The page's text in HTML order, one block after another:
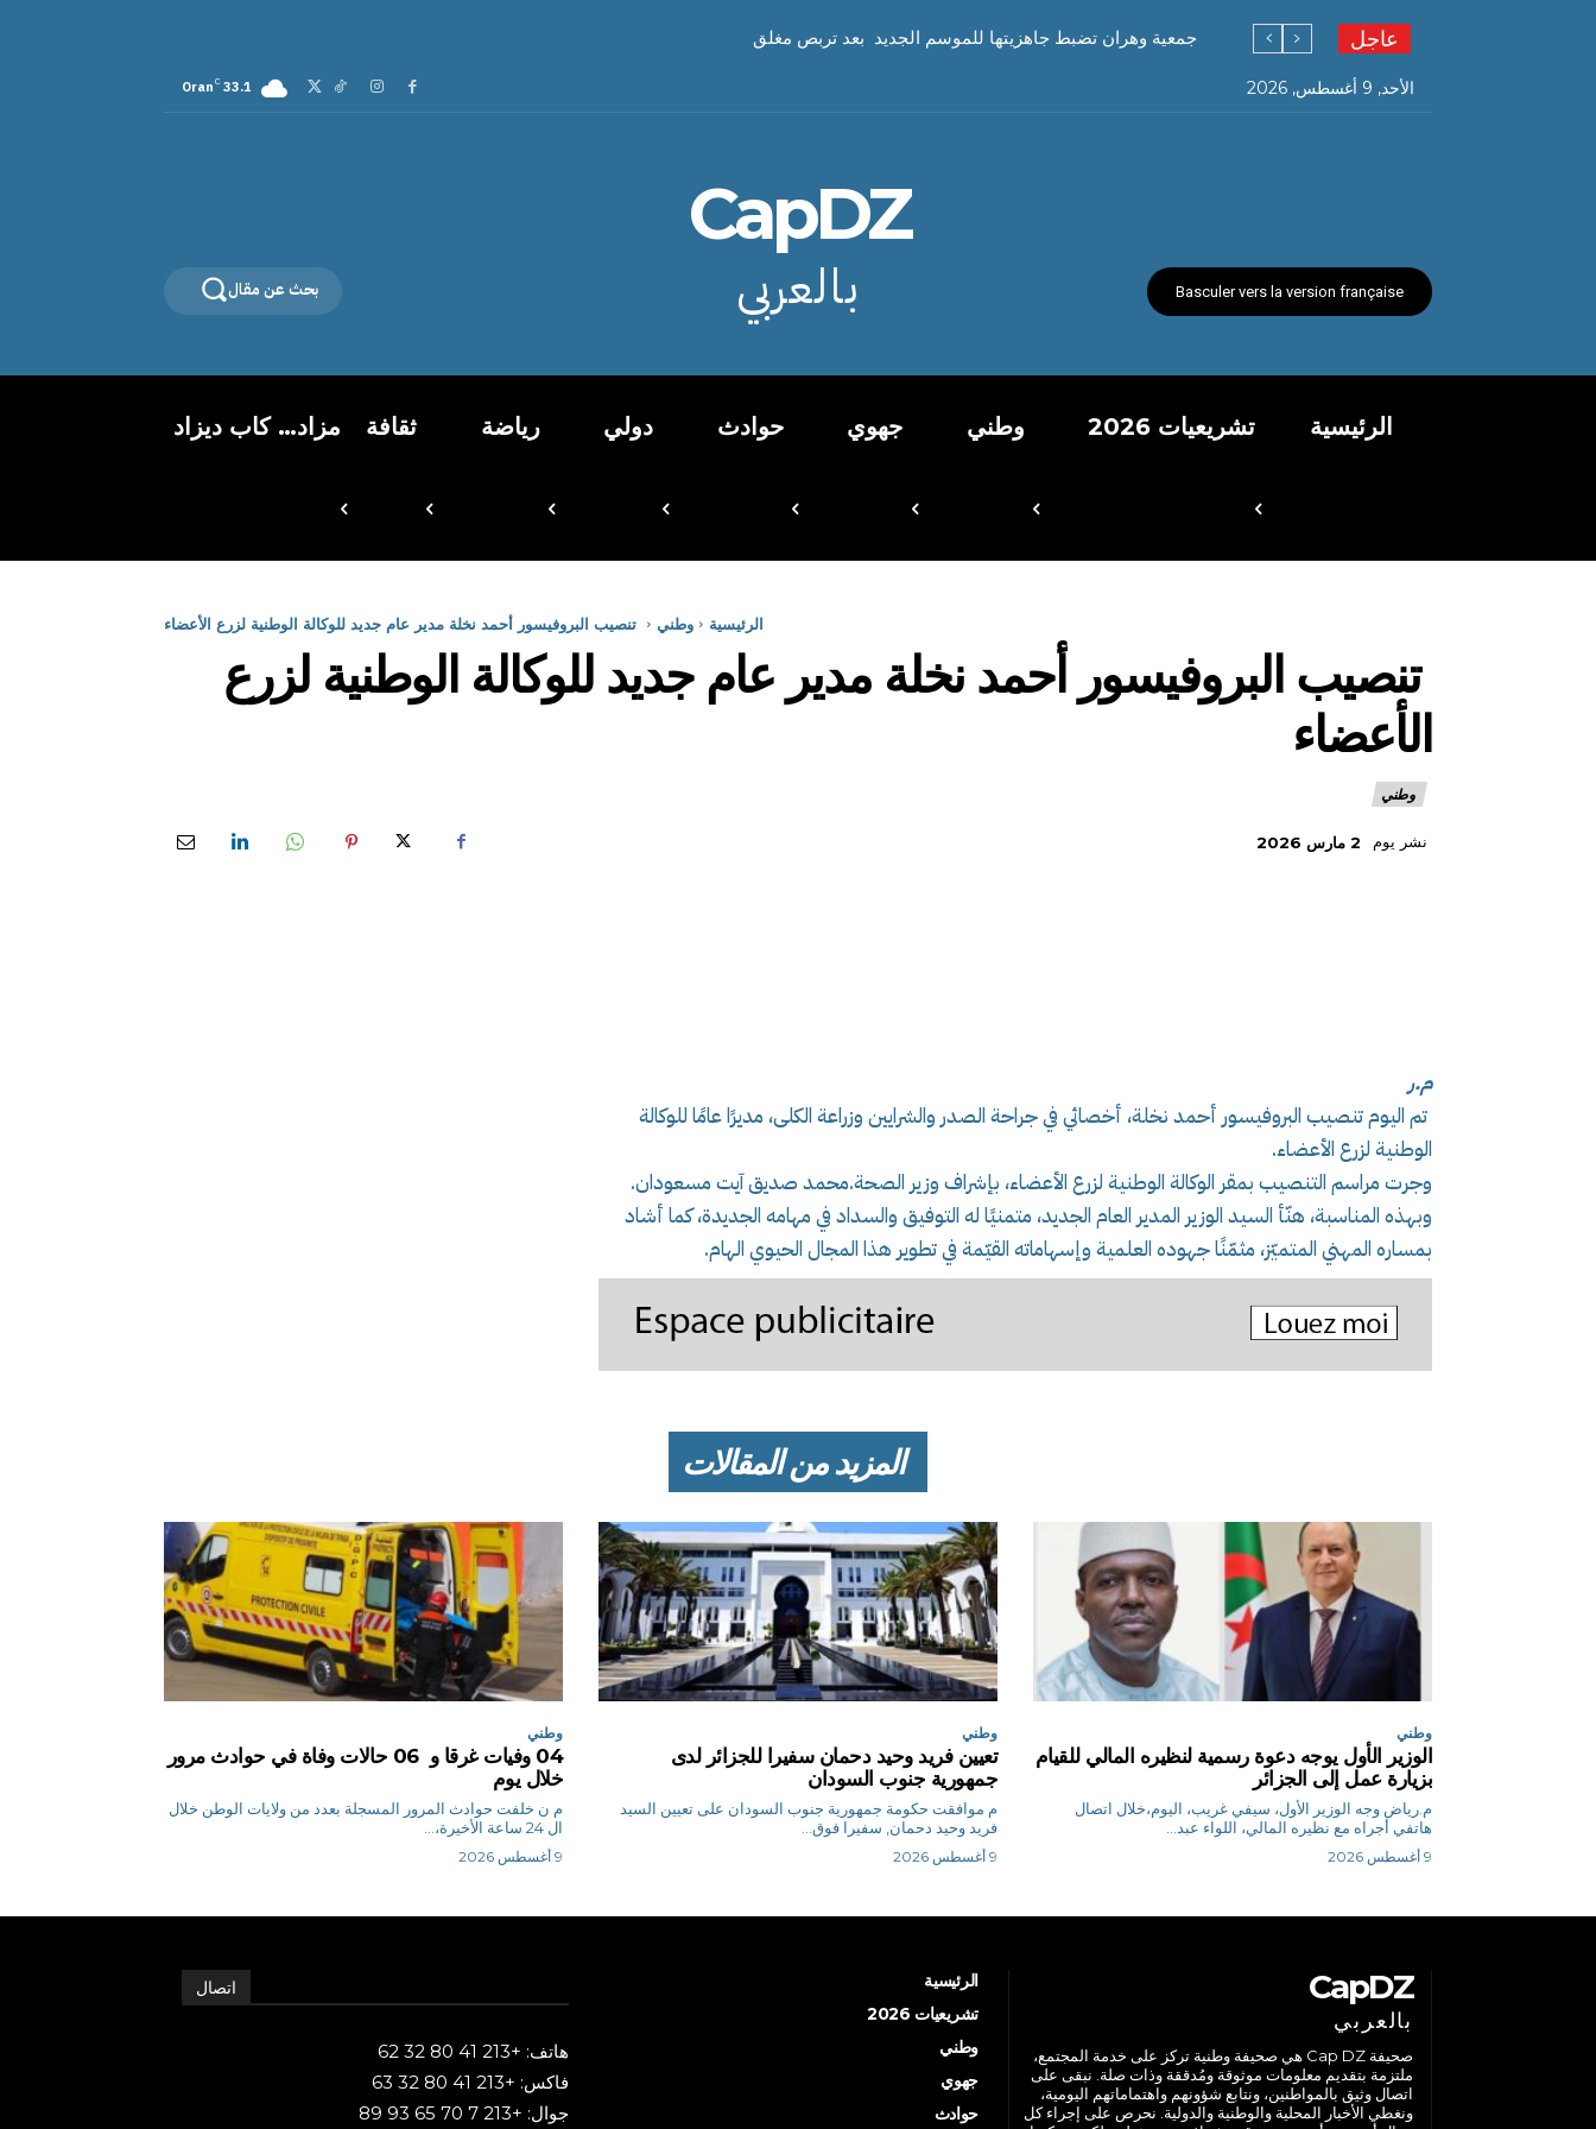
عاجل جمعية وهران تضبط جاهزيتها للموسم الجديد بعد تربص مغلق
الأحد, 9 أغسطس, 2026 33.1
C
Oran
Basculer vers la version française
CapDZ
بالعربي بحث عن مقال
الرئيسية تشريعيات 2026 وطني جهوي حوادث دولي رياضة ثقافة مزاد… كاب ديزاد
الرئيسية وطني تنصيب البروفيسور أحمد نخلة مدير عام جديد للوكالة الوطنية لزرع الأعضاء
تنصيب البروفيسور أحمد نخلة مدير عام جديد للوكالة الوطنية لزرع
الأعضاء
وطني
نشر يوم 2 مارس 2026
م.ر
تم اليوم تنصيب البروفيسور أحمد نخلة، أخصائي في جراحة الصدر والشرايين وزراعة الكلى، مديرًا عامًا للوكالة
الوطنية لزرع الأعضاء.
وجرت مراسم التنصيب بمقر الوكالة الوطنية لزرع الأعضاء، بإشراف وزير الصحة.محمد صديق آيت مسعودان.
وبهذه المناسبة، هنّأ السيد الوزير المدير العام الجديد، متمنيًا له التوفيق والسداد في مهامه الجديدة، كما أشاد
بمساره المهني المتميّز، مثمّنًا جهوده العلمية وإسهاماته القيّمة في تطوير هذا المجال الحيوي الهام.
المزيد من المقالات
وطني
الوزير الأول يوجه دعوة رسمية لنظيره المالي للقيام
بزيارة عمل إلى الجزائر
م.رياض وجه الوزير الأول، سيفي غريب، اليوم،خلال اتصال
هاتفي أجراه مع نظيره المالي، اللواء عبد...
9 أغسطس 2026
وطني
تعيين فريد وحيد دحمان سفيرا للجزائر لدى
جمهورية جنوب السودان
م موافقت حكومة جمهورية جنوب السودان على تعيين السيد
فريد وحيد دحمان, سفيرا فوق...
9 أغسطس 2026
وطني
04 وفيات غرقا و 06 حالات وفاة في حوادث مرور
خلال يوم
م ن خلفت حوادث المرور المسجلة بعدد من ولايات الوطن خلال
ال 24 ساعة الأخيرة،...
9 أغسطس 2026
CapDZ
بالعربي
صحيفة Cap DZ هي صحيفة وطنية تركز على خدمة المجتمع،
ملتزمة بتقديم معلومات موثوقة ومُدققة وذات صلة. نبقى على
اتصال وثيق بالمواطنين، ونتابع شؤونهم واهتماماتهم اليومية،
ونغطي الأخبار المحلية والوطنية والدولية. نحرص على إجراء كل
الرئيسية
تشريعيات 2026
وطني
جهوي
حوادث
اتصال
هاتف: +213 41 80 32 62
فاكس: +213 41 80 32 63
جوال: +213 7 70 65 93 89